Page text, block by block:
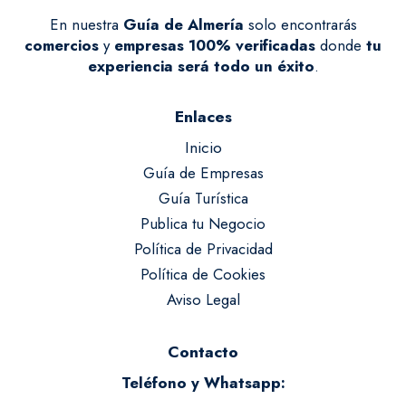
En nuestra Guía de Almería solo encontrarás
comercios y empresas 100% verificadas donde tu
experiencia será todo un éxito.
Enlaces
Inicio
Guía de Empresas
Guía Turística
Publica tu Negocio
Política de Privacidad
Política de Cookies
Aviso Legal
Contacto
Teléfono y Whatsapp: